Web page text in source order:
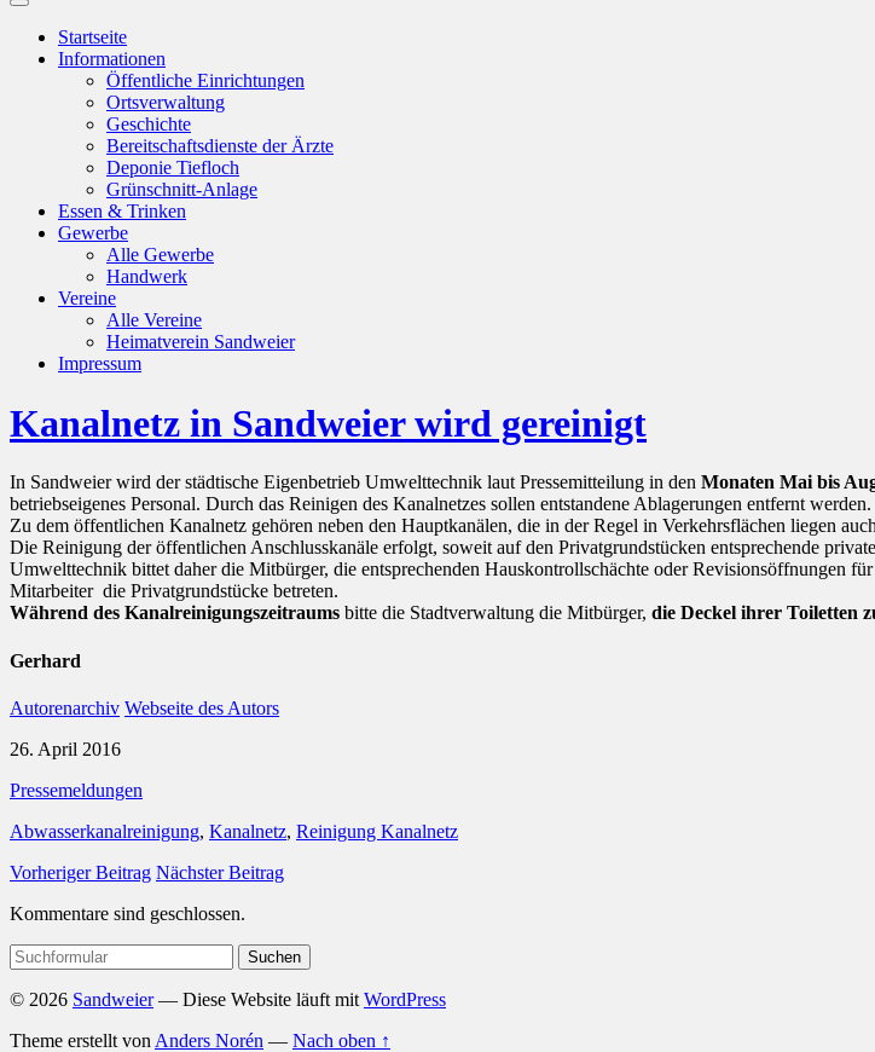
Suchfeld
ein-/ausblenden
Startseite
Informationen
Öffentliche Einrichtungen
Ortsverwaltung
Geschichte
Bereitschaftsdienste der Ärzte
Deponie Tiefloch
Grünschnitt-Anlage
Essen & Trinken
Gewerbe
Alle Gewerbe
Handwerk
Vereine
Alle Vereine
Heimatverein Sandweier
Impressum
Kanalnetz in Sandweier wird gereinigt
In Sandweier wird der städtische Eigenbetrieb Umwelttechnik laut Pressemitteilung in den Monaten Mai bis
betriebseigenes Personal. Durch das Reinigen des Kanalnetzes sollen entstandene Ablagerungen entfernt werden.
Zu dem öffentlichen Kanalnetz gehören neben den Hauptkanälen, die in der Regel in Verkehrsflächen liegen
Die Reinigung der öffentlichen Anschlusskanäle erfolgt, soweit auf den Privatgrundstücken entsprechende
Umwelttechnik bittet daher die Mitbürger, die entsprechenden Hauskontrollschächte oder Revisionsöffnungen
Mitarbeiter die Privatgrundstücke betreten.
Während des Kanalreinigungszeitraums bitte die Stadtverwaltung die Mitbürger, die Deckel ihrer Toiletten
Gerhard
Autorenarchiv Webseite des Autors
26. April 2016
Pressemeldungen
Abwasserkanalreinigung, Kanalnetz, Reinigung Kanalnetz
Vorheriger Beitrag Nächster Beitrag
Kommentare sind geschlossen.
Suchen
nach:
© 2026 Sandweier— Diese Website läuft mit WordPress
Theme erstellt von Anders Norén — Nach oben ↑